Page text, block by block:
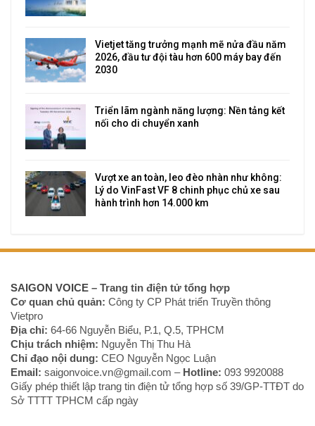
Vietjet tăng trưởng mạnh mẽ nửa đầu năm
2026, đầu tư đội tàu hơn 600 máy bay đến
2030
Triển lãm ngành năng lượng: Nền tảng kết
nối cho di chuyển xanh
Vượt xe an toàn, leo đèo nhàn như không:
Lý do VinFast VF 8 chinh phục chủ xe sau
hành trình hơn 14.000 km
SAIGON VOICE – Trang tin điện tử tổng hợp
Cơ quan chủ quản: Công ty CP Phát triển Truyền thông
Vietpro
Địa chỉ: 64-66 Nguyễn Biểu, P.1, Q.5, TPHCM
Chịu trách nhiệm: Nguyễn Thị Thu Hà
Chỉ đạo nội dung: CEO Nguyễn Ngọc Luận
Email: saigonvoice.vn@gmail.com – Hotline: 093 9920088‬
Giấy phép thiết lập trang tin điện tử tổng hợp số 39/GP-TTĐT do
Sở TTTT TPHCM cấp ngày